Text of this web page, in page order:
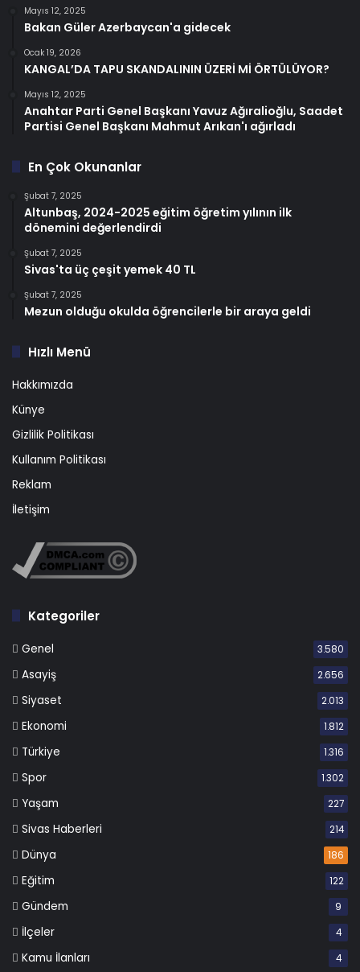
Mayıs 12, 2025
Bakan Güler Azerbaycan'a gidecek
Ocak 19, 2026
KANGAL’DA TAPU SKANDALININ ÜZERİ Mİ ÖRTÜLÜYOR?
Mayıs 12, 2025
Anahtar Parti Genel Başkanı Yavuz Ağıralioğlu, Saadet
Partisi Genel Başkanı Mahmut Arıkan'ı ağırladı
En Çok Okunanlar
Şubat 7, 2025
Altunbaş, 2024-2025 eğitim öğretim yılının ilk
dönemini değerlendirdi
Şubat 7, 2025
Sivas'ta üç çeşit yemek 40 TL
Şubat 7, 2025
Mezun olduğu okulda öğrencilerle bir araya geldi
Hızlı Menü
Hakkımızda
Künye
Gizlilik Politikası
Kullanım Politikası
Reklam
İletişim
Kategoriler
Genel 3.580
Asayiş 2.656
Siyaset 2.013
Ekonomi 1.812
Türkiye 1.316
Spor 1.302
Yaşam 227
Sivas Haberleri 214
Dünya 186
Eğitim 122
Gündem 9
İlçeler 4
Kamu İlanları 4